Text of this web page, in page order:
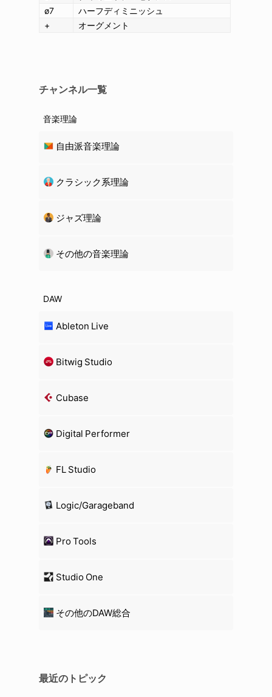
ø7
ハーフディミニッシュ
+
オーグメント
チャンネル一覧
音楽理論
自由派音楽理論
クラシック系理論
ジャズ理論
その他の音楽理論
DAW
Ableton Live
Bitwig Studio
Cubase
Digital Performer
FL Studio
Logic/Garageband
Pro Tools
Studio One
その他のDAW総合
最近のトピック